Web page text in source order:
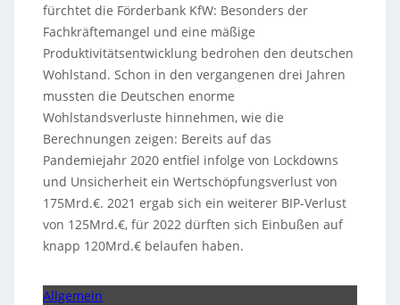
fürchtet die Förderbank KfW: Besonders der
Fachkräftemangel und eine mäßige
Produktivitätsentwicklung bedrohen den deutschen
Wohlstand. Schon in den vergangenen drei Jahren
mussten die Deutschen enorme
Wohlstandsverluste hinnehmen, wie die
Berechnungen zeigen: Bereits auf das
Pandemiejahr 2020 entfiel infolge von Lockdowns
und Unsicherheit ein Wertschöpfungsverlust von
175Mrd.€. 2021 ergab sich ein weiterer BIP-Verlust
von 125Mrd.€, für 2022 dürften sich Einbußen auf
knapp 120Mrd.€ belaufen haben.
Allgemein